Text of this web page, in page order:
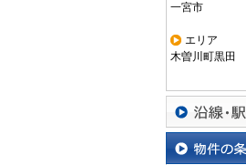
一宮市
エリア
木曽川町黒田
沿線・駅から